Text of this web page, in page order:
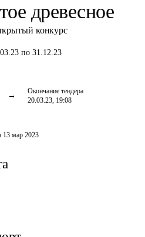
древесное
конкурс
по 31.12.23
Окончание тендера
20.03.23, 19:08
13 мар 2023